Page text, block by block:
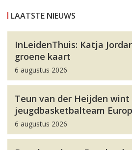
LAATSTE NIEUWS
InLeidenThuis: Katja
groene kaart
6 augustus 2026
Teun van der Heijden
jeugdbasketbalteam
6 augustus 2026